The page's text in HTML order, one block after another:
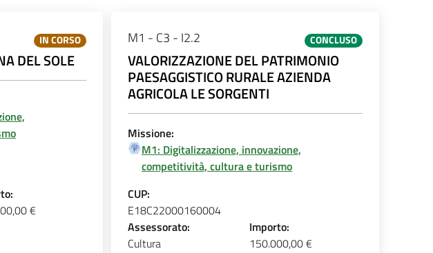
IN CORSO
DEL SOLE
€
M1 - C3 - I2.2 CONCLUSO
VALORIZZAZIONE DEL PATRIMONIO
PAESAGGISTICO RURALE AZIENDA
AGRICOLA LE SORGENTI
Missione:
M1: Digitalizzazione, innovazione,
competitività, cultura e turismo
CUP:
E18C22000160004
Assessorato:
Cultura
Importo:
150.000,00 €